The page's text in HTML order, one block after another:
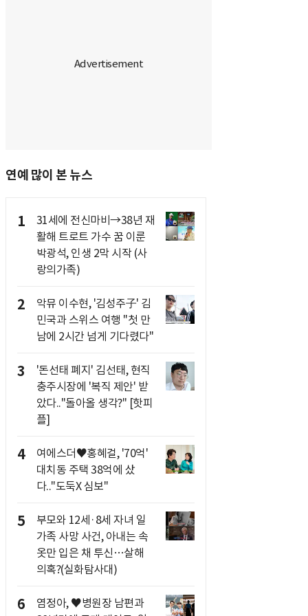
연예 많이 본 뉴스
1
31세에 전신마비→38년 재
활해 트로트 가수 꿈 이룬
박광석, 인생 2막 시작 (사
랑의가족)
2
악뮤 이수현, '김성주子' 김
민국과 스위스 여행 "첫 만
남에 2시간 넘게 기다렸다"
3
'돈선태 폐지' 김선태, 현직
충주시장에 '복직 제안' 받
았다.."돌아올 생각?" [핫피
플]
4
여에스더♥홍혜걸, '70억'
대치동 주택 38억에 샀
다.."도둑X 심보"
5
부모와 12세·8세 자녀 일
가족 사망 사건, 아내는 속
옷만 입은 채 투신…살해
의혹?(실화탐사대)
6
염정아, ♥병원장 남편과